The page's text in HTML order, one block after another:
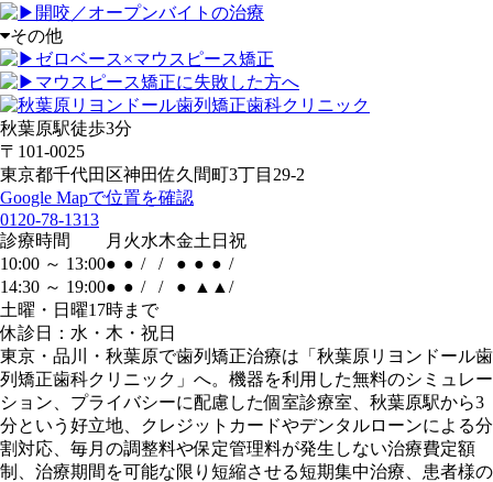
開咬／オープンバイトの治療
その他
ゼロベース×マウスピース矯正
マウスピース矯正に失敗した方へ
秋葉原駅徒歩3分
〒101-0025
東京都千代田区神田佐久間町3丁目29-2
Google Mapで位置を確認
0120-78-1313
診療時間
月 火水木金土 日 祝
10:00 ～ 13:00● ● / / ● ● ● /
14:30 ～ 19:00● ● / / ● ▲ ▲ /
土曜・日曜17時まで
休診日：水・木・祝日
東京・品川・秋葉原で歯列矯正治療は「秋葉原リヨンドール歯
列矯正歯科クリニック」へ。機器を利用した無料のシミュレー
ション、プライバシーに配慮した個室診療室、秋葉原駅から3
分という好立地、クレジットカードやデンタルローンによる分
割対応、毎月の調整料や保定管理料が発生しない治療費定額
制、治療期間を可能な限り短縮させる短期集中治療、患者様の